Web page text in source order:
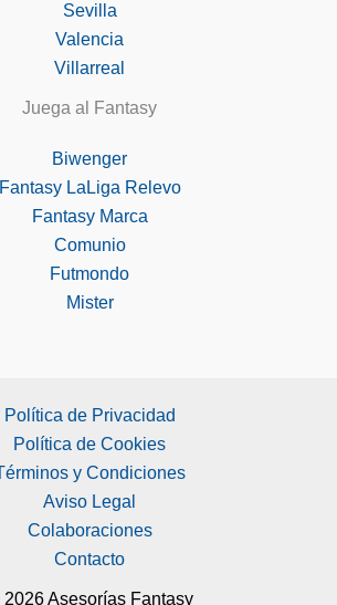
Sevilla
Valencia
Villarreal
Juega al Fantasy
Biwenger
Fantasy LaLiga Relevo
Fantasy Marca
Comunio
Futmondo
Mister
Política de Privacidad
Política de Cookies
y Condiciones
Aviso Legal
Colaboraciones
Contacto
Asesorías Fantasy